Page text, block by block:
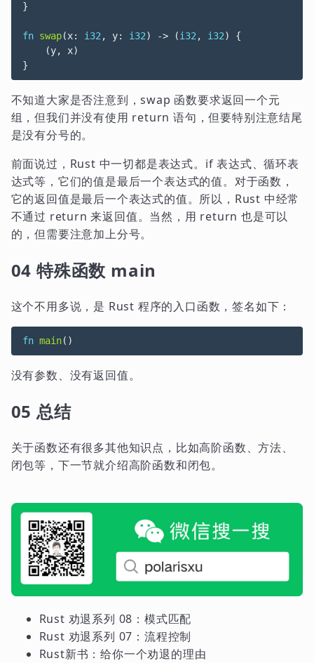
}
fn swap(x: i32, y: i32) -> (i32, i32)
{
(y, x)
}
不知道大家是否注意到，swap 函数要求返回一个元
组，但我们并没有使用 return 语句，但要特别注意结尾
是没有分号的。
前面说过，Rust 中一切都是表达式。if 表达式、循环表
达式等，它们的值是最后一个表达式的值。对于函数，
它的返回值是最后一个表达式的值。所以，Rust 中经常
不通过 return 来返回值。当然，用 return 也是可以
的，但需要注意加上分号。
04 特殊函数 main
这个不用多说，是 Rust 程序的入口函数，签名如下：
fn main()
没有参数、没有返回值。
05 总结
关于函数还有很多其他知识点，比如高阶函数、方法、
闭包等，下一节就介绍高阶函数和闭包。
Rust 劝退系列 08：模式匹配
Rust 劝退系列 07：流程控制
Rust新书：给你一个劝退的理由